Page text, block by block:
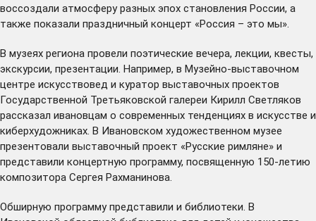
воссоздали атмосферу разных эпох становления России, а
также показали праздничный концерт «Россия – это мы».
В музеях региона провели поэтические вечера, лекции, квесты,
экскурсии, презентации. Например, в Музейно-выставочном
центре искусствовед и куратор выставочных проектов
Государственной Третьяковской галереи Кирилл Светляков
рассказал ивановцам о современных тенденциях в искусстве и
киберхудожниках. В Ивановском художественном музее
презентовали выставочный проект «Русские римляне» и
представили концертную программу, посвященную 150-летию
композитора Сергея Рахманинова.
Обширную программу представили и библиотеки. В